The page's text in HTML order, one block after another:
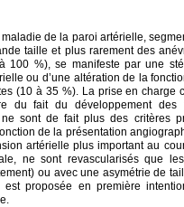
de la paroi artérielle,
taille et plus rarement des
100 %), se manifeste par une
ou d’une altération de la
(10 à 35 %). La prise en charge
du fait du développement des
sont de fait plus des critères
de la présentation
artérielle plus important au
ne sont revascularisés que
ou avec une asymétrie de
est proposée en première